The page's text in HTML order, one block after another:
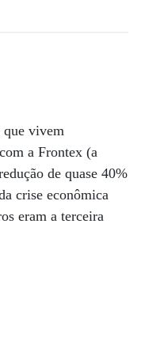
que vivem
a Frontex (a
de quase 40%
crise econômica
eram a terceira